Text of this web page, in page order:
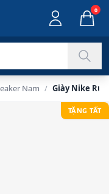
0
Nam / Giày Nike
TẶNG TẤT